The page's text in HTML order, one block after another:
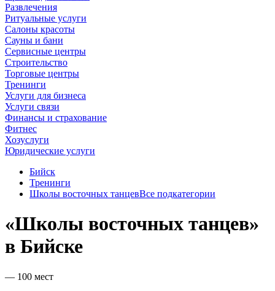
Развлечения
Ритуальные услуги
Салоны красоты
Сауны и бани
Сервисные центры
Строительство
Торговые центры
Тренинги
Услуги для бизнеса
Услуги связи
Финансы и страхование
Фитнес
Хозуслуги
Юридические услуги
Бийск
Тренинги
Школы восточных танцевВсе подкатегории
«Школы восточных танцев»
в Бийске
— 100 мест